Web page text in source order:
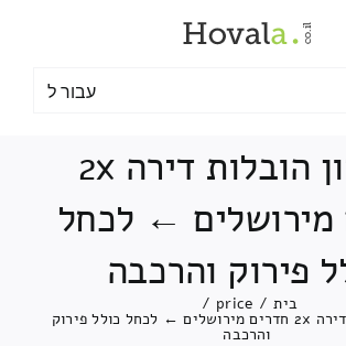
עבור ל
מחירון הובלות דירה 2x
מירושלים ← לכחל
פירוק והרכבה
בית /
price
/
מחירון הובלות דירה 2x חדרים מירושלים ← לכחל כולל פירוק
והרכבה